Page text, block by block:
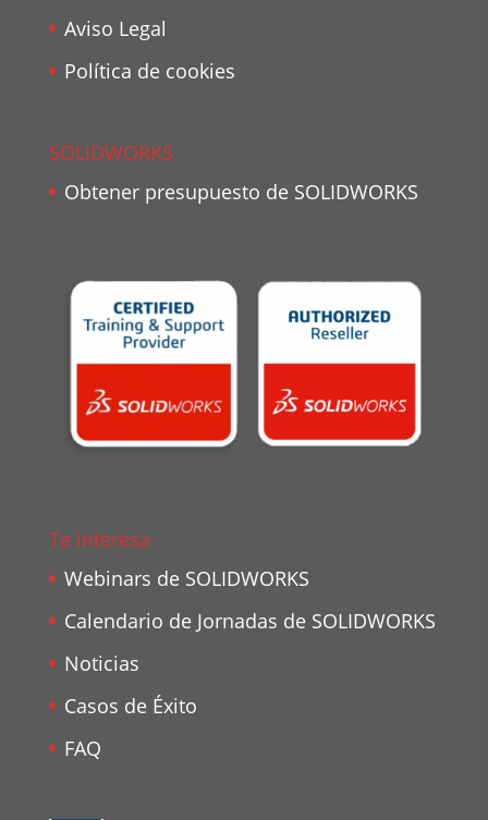
Aviso Legal
Política de cookies
SOLIDWORKS
Obtener presupuesto de SOLIDWORKS
Te interesa
Webinars de SOLIDWORKS
Calendario de Jornadas de SOLIDWORKS
Noticias
Casos de Éxito
FAQ